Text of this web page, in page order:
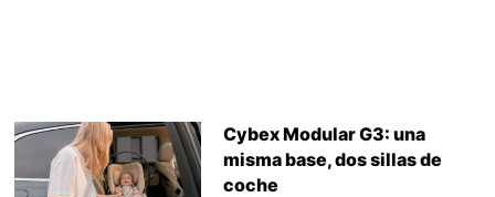
Cybex Modular G3: una
misma base, dos sillas de
coche